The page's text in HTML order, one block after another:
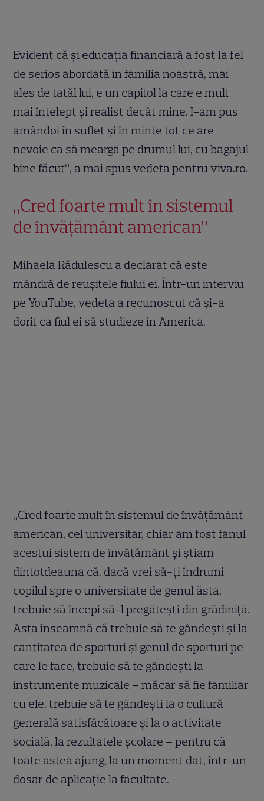
Evident că și educația financiară a fost la fel
de serios abordată în familia noastră, mai
ales de tatăl lui, e un capitol la care e mult
mai înțelept și realist decât mine. I-am pus
amândoi în suflet și în minte tot ce are
nevoie ca să meargă pe drumul lui, cu bagajul
bine făcut”, a mai spus vedeta pentru viva.ro.
„Cred foarte mult în sistemul
de învățământ american”
Mihaela Rădulescu a declarat că este
mândră de reușitele fiului ei. Într-un interviu
pe YouTube, vedeta a recunoscut că și-a
dorit ca fiul ei să studieze în America.
„Cred foarte mult în sistemul de învăţământ
american, cel universitar, chiar am fost fanul
acestui sistem de învăţământ şi ştiam
dintotdeauna că, dacă vrei să-ţi îndrumi
copilul spre o universitate de genul ăsta,
trebuie să începi să-l pregăteşti din grădiniţă.
Asta înseamnă că trebuie să te gândeşti şi la
cantitatea de sporturi şi genul de sporturi pe
care le face, trebuie să te gândeşti la
instrumente muzicale – măcar să fie familiar
cu ele, trebuie să te gândeşti la o cultură
generală satisfăcătoare şi la o activitate
socială, la rezultatele şcolare – pentru că
toate astea ajung, la un moment dat, într-un
dosar de aplicaţie la facultate.